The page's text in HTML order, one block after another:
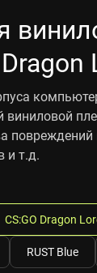
виниловой
и т.д.
CS:GO Dragon
RUST Blue